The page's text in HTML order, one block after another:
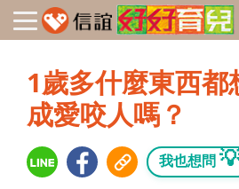
1歲多什麼東西都
成愛咬人嗎？
我也想問